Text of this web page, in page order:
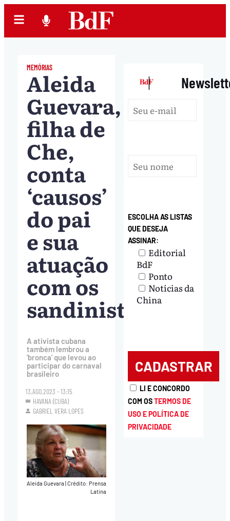
MEMÓRIAS
Aleida
Guevara,
filha de
Che,
conta
‘causos’
do pai
e sua
atuação
com os
sandinistas
A ativista cubana
também lembrou a
'bronca' que levou ao
participar do carnaval
brasileiro
13.AGO.2023 - 13:15
HAVANA (CUBA)
GABRIEL VERA LOPES
Aleida Guevara Crédito: Prensa
Latina
|
ESCOLHA AS LISTAS
QUE DESEJA
ASSINAR:
Editorial
BdF
Ponto
Notícias da
China
LI E CONCORDO
COM OSTERMOS DE
USO E POLÍTICA DE
PRIVACIDADE